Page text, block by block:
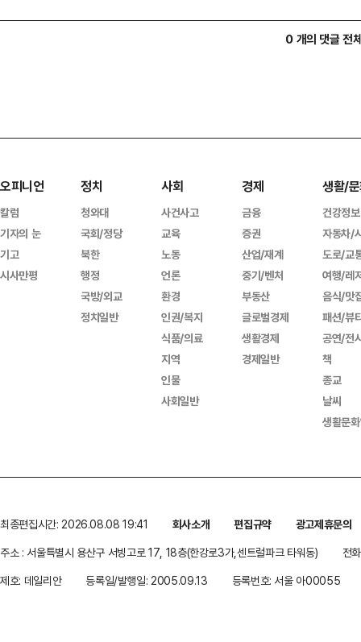
0 개의 댓글 전
오피니언
칼럼
기자의 눈
기고
시사만평
정치
청와대
국회/정당
북한
행정
국방/외교
정치일반
사회
사건사고
교육
노동
언론
환경
인권/복지
식품/의료
지역
인물
사회일반
경제
금융
증권
산업/재계
중기/벤처
부동산
글로벌경제
생활경제
경제일반
생활/
건강정보
자동차/
도로/교
여행/레
음식/맛
패션/뷰
공연/전
책
종교
날씨
생활문
최종편집시간: 2026.08.08 19:41 회사소개 편집규약
광고제휴문의
주소 : 서울특별시 용산구 서빙고로 17, 18층(한강로3가,센트럴파크 타워동)
전
제호: 데일리안
등록일/발행일: 2005.09.13 등록번호: 서울 아00055